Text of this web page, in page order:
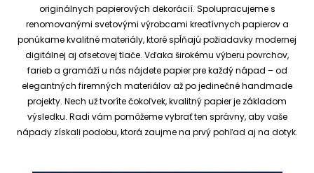
originálnych papierových dekorácií. Spolupracujeme s
renomovanými svetovými výrobcami kreatívnych papierov a
ponúkame kvalitné materiály, ktoré spĺňajú požiadavky modernej
digitálnej aj ofsetovej tlače. Vďaka širokému výberu povrchov,
farieb a gramáží u nás nájdete papier pre každý nápad – od
elegantných firemných materiálov až po jedinečné handmade
projekty. Nech už tvoríte čokoľvek, kvalitný papier je základom
výsledku. Radi vám pomôžeme vybrať ten správny, aby vaše
nápady získali podobu, ktorá zaujme na prvý pohľad aj na dotyk.